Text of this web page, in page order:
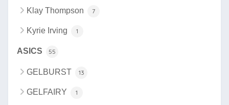
Klay Thompson 7
Kyrie Irving 1
ASICS 55
GELBURST 13
GELFAIRY 1